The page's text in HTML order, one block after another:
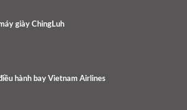
giày ChingLuh
hành bay Vietnam Airlines